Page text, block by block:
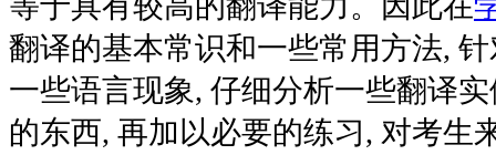
翻译的基本常识和一些常用方法, 针
一些语言现象, 仔细分析一些翻译
的东西, 再加以必要的练习, 对考生